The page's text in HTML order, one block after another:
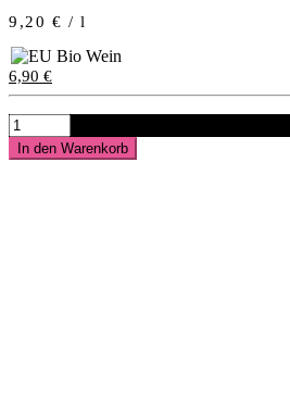
9,20 € / l
6,90 €
2025
BACCHUS
-
In den Warenkorb